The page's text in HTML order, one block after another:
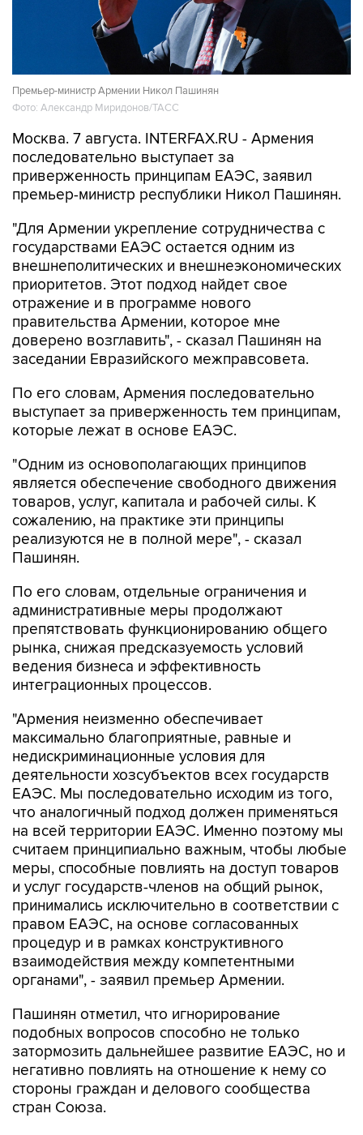
Премьер-министр Армении Никол Пашинян
Фото: Александр Миридонов/ТАСС
Москва. 7 августа. INTERFAX.RU - Армения
приверженность принципам ЕАЭС, заявил
премьер-министр республики Никол Пашинян.
"Для Армении укрепление сотрудничества с
внешнеполитических и внешнеэкономических
приоритетов. Этот подход найдет свое
отражение и в программе нового
правительства Армении, которое мне
доверено возглавить", - сказал Пашинян на
заседании Евразийского межправсовета.
По его словам, Армения последовательно
которые лежат в основе ЕАЭС.
"Одним из основополагающих принципов
товаров, услуг, капитала и рабочей силы. К
сожалению, на практике эти принципы
реализуются не в полной мере", - сказал
Пашинян.
По его словам, отдельные ограничения и
препятствовать функционированию общего
рынка, снижая предсказуемость условий
ведения бизнеса и эффективность
интеграционных процессов.
"Армения неизменно обеспечивает
недискриминационные условия для
деятельности хозсубъектов всех государств
ЕАЭС. Мы последовательно исходим из того,
что аналогичный подход должен применяться
на всей территории ЕАЭС. Именно поэтому мы
считаем принципиально важным, чтобы любые
меры, способные повлиять на доступ товаров
и услуг государств-членов на общий рынок,
принимались исключительно в соответствии с
правом ЕАЭС, на основе согласованных
процедур и в рамках конструктивного
взаимодействия между компетентными
органами", - заявил премьер Армении.
Пашинян отметил, что игнорирование
затормозить дальнейшее развитие ЕАЭС, но и
негативно повлиять на отношение к нему со
стороны граждан и делового сообщества
стран Союза.
"В конечном итоге подобные проблемы